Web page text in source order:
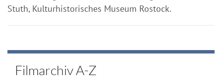
Stuth, Kulturhistorisches Museum Rostock.
Filmarchiv A-Z